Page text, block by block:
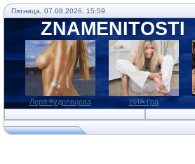
Пятница, 07.08.2026, 15:59
ZNAMENITOSTI
Лера Кудрявцева ВИА Гра